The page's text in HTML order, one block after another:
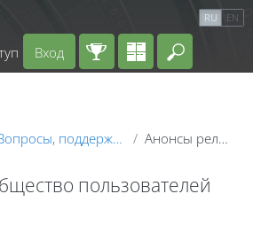
RU EN
Введите
Вход
Вопросы, поддержка и обмен опытом Анонсы релизов СЭО 3KL
пользователей